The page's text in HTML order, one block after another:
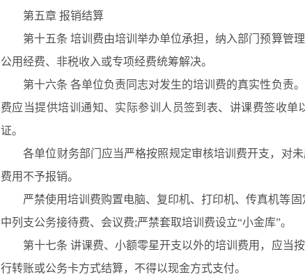
第五章 报销结算
第十五条 培训费由培训举办单位承担，纳入部门预算管
公用经费、非税收入或专项经费统筹解决。
第十六条 各单位负责同志对发生的培训费的真实性负责
费应当提供培训通知、实际参训人员签到表、讲课费签收
证。
各单位财务部门应当严格按照规定审核培训费开支，对未
费用不予报销。
严禁使用培训费购置电脑、复印机、打印机、传真机等固
中列支公务接待费、会议费;严禁套取培训费设立“小金库”。
第十七条 讲课费、小额零星开支以外的培训费用，应当
行转账或公务卡方式结算，不得以现金方式支付。